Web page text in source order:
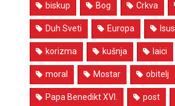
biskup Bog Crkva
Duh Sveti Europa Isus
korizma kušnja laici
moral Mostar obitelj
Papa Benedikt XVI. post